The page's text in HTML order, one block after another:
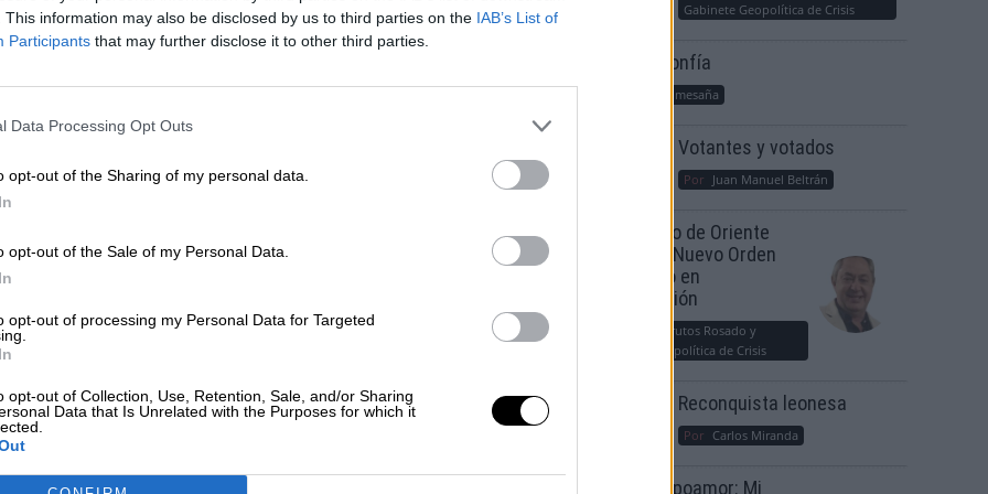
This information may also be disclosed by us to third parties on the IAB’s List of
Participants that may further disclose it to other third parties.
Data Processing Opt Outs
opt-out of the Sharing of my personal data.
opt-out of the Sale of my Personal Data.
opt-out of processing my Personal Data for Targeted
opt-out of Collection, Use, Retention, Sale, and/or Sharing
Data that Is Unrelated with the Purposes for which it
lunes, 3 de agosto de 2020
Rain
Récord para el arte femenino: se vende
dólares
subasta, superando a Diego Rivera
Gabinete Geopolítica de Crisis
Suelta y confía
María Comesaña
Votantes y votados
Por Juan Manuel Beltrán
El Conflicto de Oriente
Medio: Un Nuevo Orden
Autoritario en
Construcción
Álvaro Frutos Rosado y
Gabinete Geopolítica de Crisis
Reconquista leonesa
Por Carlos Miranda
Clara Campoamor: Mi